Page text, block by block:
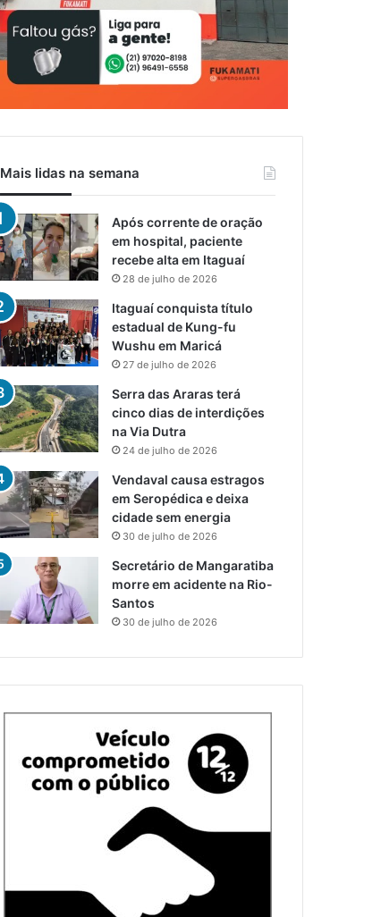
Mais lidas na semana
Após corrente de oração
em hospital, paciente
recebe alta em Itaguaí
28 de julho de 2026
Itaguaí conquista título
estadual de Kung-fu
Wushu em Maricá
27 de julho de 2026
Serra das Araras terá
cinco dias de interdições
na Via Dutra
24 de julho de 2026
Vendaval causa estragos
em Seropédica e deixa
cidade sem energia
30 de julho de 2026
Secretário de Mangaratiba
morre em acidente na Rio-
Santos
30 de julho de 2026